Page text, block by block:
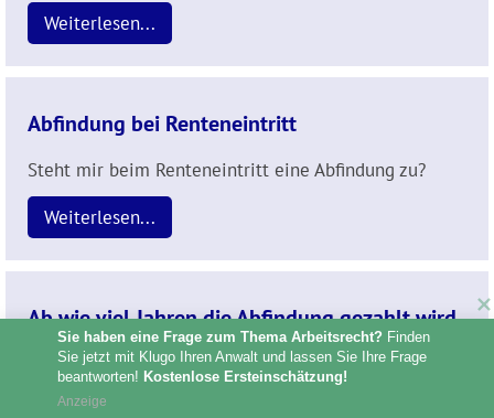
Weiterlesen...
Abfindung bei Renteneintritt
Steht mir beim Renteneintritt eine Abfindung zu?
Weiterlesen...
Ab wie viel Jahren die Abfindung gezahlt wird
Ab wie viel Jahren der Betriebszugehörigkeit wird
eine Abfindung gezahlt?
Sie haben eine Frage zum Thema Arbeitsrecht? Finden
Sie jetzt mit Klugo Ihren Anwalt und lassen Sie Ihre Frage
beantworten! Kostenlose Ersteinschätzung!
Anzeige